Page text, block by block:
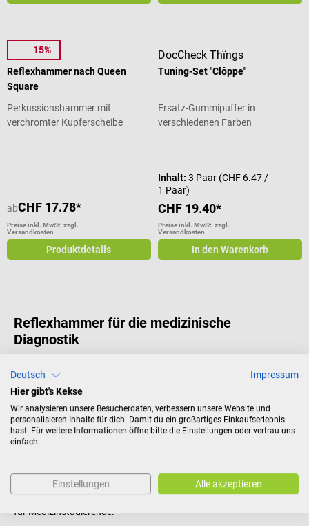
15%
Reflexhammer nach Queen
Square
Perkussionshammer mit
verchromter Kupferscheibe
abCHF 17.78*
Preise inkl. MwSt. zzgl.
Versandkosten
Produktdetails
DocCheck Thïngs
Tuning-Set "Clôppe"
Ersatz-Gummipuffer in
verschiedenen Farben
Inhalt:3 Paar (CHF 6.47 /
1 Paar)
CHF 19.40*
Preise inkl. MwSt. zzgl.
Versandkosten
In den Warenkorb
Reflexhammer für die medizinische
Diagnostik
Diagnoseinstrument mittels Perkussion, also dem
Erzeugen eines
Klopfschalls. Er dient zur
Sehnen und Muskeln durch leichtes Hämmern auf die betroffenen
Körperteile.
Der Reflexhammer ist gerade in der Neurologie, aber auch im
Rettungsdienst. Der Reflexhammer gehört als eines der
grundlegenden Diagnoseinstrumente auch zur Grundausstattung
für Medizinstudierende.
Deutsch
Impressum
Hier gibt's Kekse
Wir analysieren unsere Besucherdaten, verbessern unsere Website und
personalisieren Inhalte für dich. Damit du ein großartiges Einkaufserlebnis
hast. Für weitere Informationen öffne bitte die Einstellungen oder vertrau uns
einfach.
Einstellungen Alle akzeptieren